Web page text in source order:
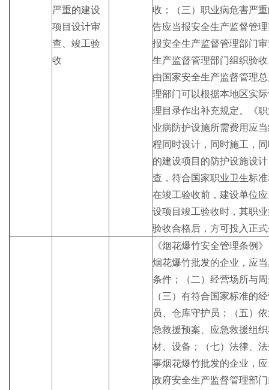
严重的建设
项目设计审
查、竣工验
收
收；（三）职业病危害严
告应当报安全生产监督管
报安全生产监督管理部门
生产监督管理部门组织验
由国家安全生产监督管理
理部门可以根据本地区实
理目录作出补充规定。《
业病防护设施所需费用应
程同时设计，同时施工，
的建设项目的防护设施设
查，符合国家职业卫生标
在竣工验收前，建设单位
设项目竣工验收时，其职
验收合格后，方可投入正
《烟花爆竹安全管理条例
烟花爆竹批发的企业，应
条件；（二）经营场所与
（三）有符合国家标准的
员、仓库守护员；（五）
急救援预案、应急救援组
材、设备；（七）法律、
事烟花爆竹批发的企业，
政府安全生产监督管理部